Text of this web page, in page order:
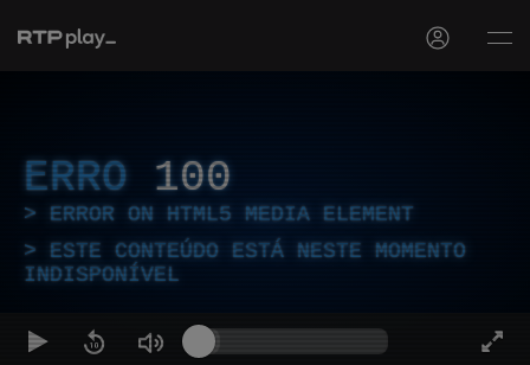
ERRO 100
ERROR ON HTML5 MEDIA ELEMENT
ESTE CONTEÚDO ESTÁ NESTE MOMENTO
INDISPONÍVEL